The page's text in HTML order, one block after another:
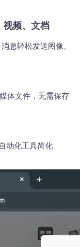
视频、文档
息轻松发送图像、
体文件，无需保存
动化工具简化